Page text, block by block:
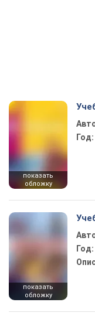
показать
обложку
Год:
показать
обложку
Год: